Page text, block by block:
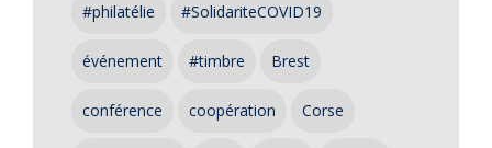
#philatélie #SolidariteCOVID19
événement #timbre Brest
conférence coopération Corse